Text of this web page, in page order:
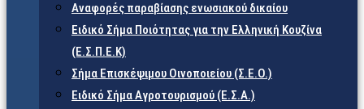
Αναφορές παραβίασης ενωσιακού δικαίου
Ειδικό Σήμα Ποιότητας για την Ελληνική Κουζίνα
(Ε.Σ.Π.Ε.Κ)
Σήμα Επισκέψιμου Οινοποιείου (Σ.Ε.Ο.)
Ειδικό Σήμα Αγροτουρισμού (Ε.Σ.Α.)